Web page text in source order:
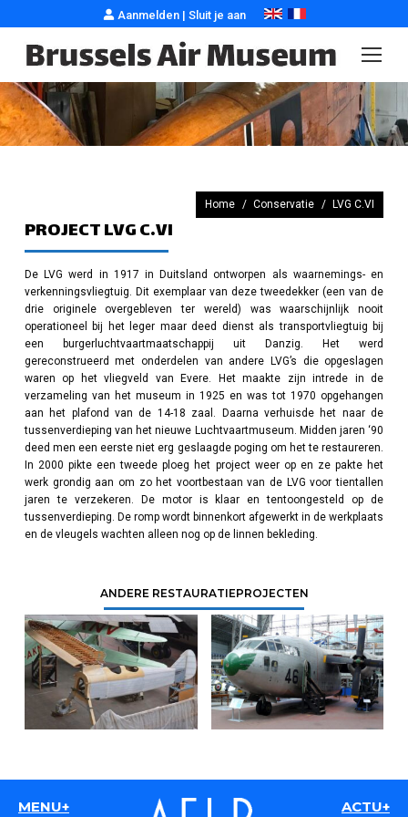
Aanmelden| Sluit je aan
Je bent hier:
Home Conservatie LVG C.VI
PROJECT LVG C.VI
De LVG werd in 1917 in Duitsland ontworpen als waarnemings- en
verkenningsvliegtuig. Dit exemplaar van deze tweedekker (een van de
drie originele overgebleven ter wereld) was waarschijnlijk nooit
operationeel bij het leger maar deed dienst als transportvliegtuig bij
een burgerluchtvaartmaatschappij uit Danzig. Het werd
gereconstrueerd met onderdelen van andere LVG’s die opgeslagen
waren op het vliegveld van Evere. Het maakte zijn intrede in de
verzameling van het museum in 1925 en was tot 1970 opgehangen
aan het plafond van de 14-18 zaal. Daarna verhuisde het naar de
tussenverdieping van het nieuwe Luchtvaartmuseum. Midden jaren ‘90
deed men een eerste niet erg geslaagde poging om het te restaureren.
In 2000 pikte een tweede ploeg het project weer op en ze pakte het
werk grondig aan om zo het voortbestaan van de LVG voor tientallen
jaren te verzekeren. De motor is klaar en tentoongesteld op de
tussenverdieping. De romp wordt binnenkort afgewerkt in de werkplaats
en de vleugels wachten alleen nog op de linnen bekleding.
ANDERE RESTAURATIEPROJECTEN
MENU+ ACTU+